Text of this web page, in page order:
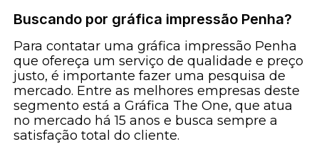
Buscando por gráfica impressão Penha?
Para contatar uma gráfica impressão Penha
que ofereça um serviço de qualidade e preço
justo, é importante fazer uma pesquisa de
mercado. Entre as melhores empresas deste
segmento está a Gráfica The One, que atua
no mercado há 15 anos e busca sempre a
satisfação total do cliente.